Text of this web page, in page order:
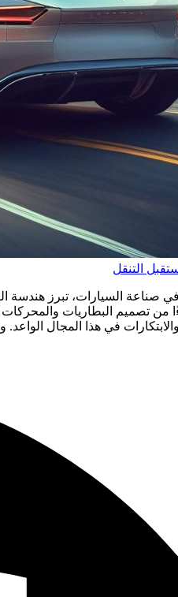
التنقل
صناعة السيارات، تبرز هندسة
من تصميم البطاريات
في هذا المجال